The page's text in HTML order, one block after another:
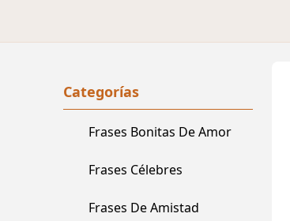
Categorías
Frases Bonitas De Amor
Frases Célebres
Frases De Amistad